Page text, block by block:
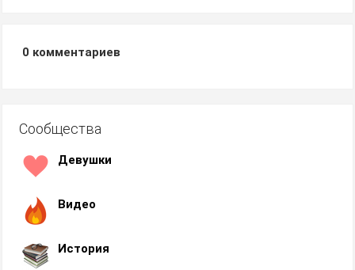
0 комментариев
Сообщества
Девушки
Видео
История